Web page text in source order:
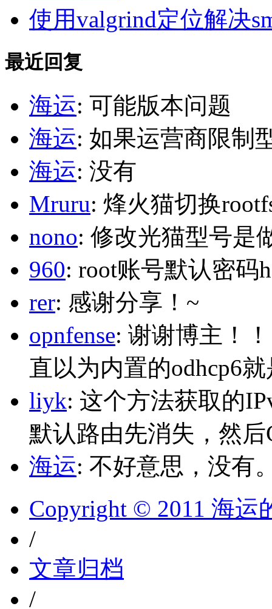
使用valgrind定位解决
最近回复
海运: 可能版本问题
海运: 如果运营商限制
海运: 没有
Mruru: 烽火猫切换
nono: 修改光猫型号是
960: root账号默认密码
rer: 感谢分享！~
opnfense: 谢谢博主！
直以为内置的odhcp6
liyk: 这个方法获取的
默认路由先消失，然
海运: 不好意思，没有
Copyright © 2011 海运
/
文章归档
/